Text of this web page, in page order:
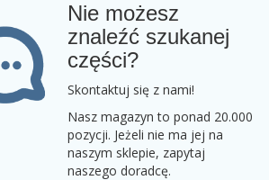
Nie możesz
znaleźć szukanej
części?
Skontaktuj się z nami!
Nasz magazyn to ponad 20.000
pozycji. Jeżeli nie ma jej na
naszym sklepie, zapytaj
naszego doradcę.